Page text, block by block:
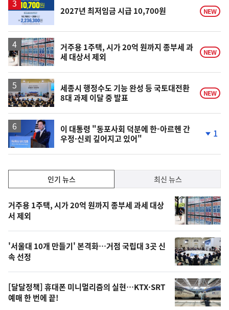
2027년 최저임금 시급 10,700원 NEW
거주용 1주택, 시가 20억 원까지 종부세 과
세 대상서 제외
NEW
세종시 행정수도 기능 완성 등 국토대전환
8대 과제 이달 중 발표
NEW
이 대통령 "동포사회 덕분에 한-아르헨 간
우정·신뢰 깊어지고 있어"
계
락
1
기,
최
신,
오
늘
의
영
상
인기 뉴스 최신 뉴스
기
뉴
스
거주용 1주택, 시가 20억 원까지 종부세 과세 대상
서 제외
'서울대 10개 만들기' 본격화…거점 국립대 3곳 신
속 선정
[달달정책] 휴대폰 미니멀리즘의 실현…KTX·SRT
예매 한 번에 끝!